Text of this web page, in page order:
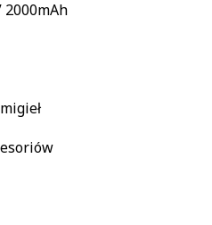
2000mAh